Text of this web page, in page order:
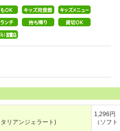
リアンジェラート)
1,296円
（ソフ